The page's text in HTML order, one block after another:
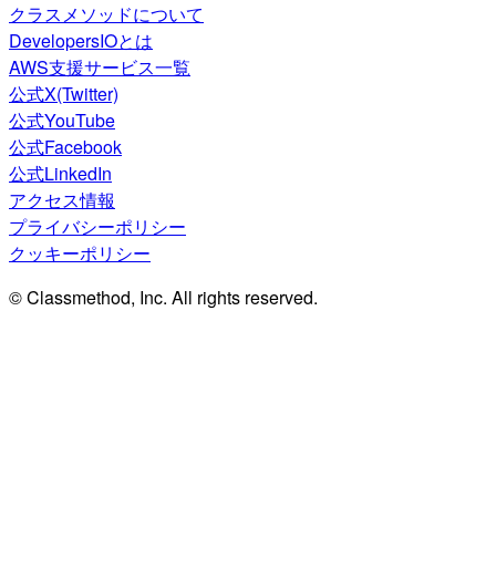
クラスメソッドについて
DevelopersIOとは
AWS支援サービス一覧
公式X(Twitter)
公式YouTube
公式Facebook
公式LinkedIn
アクセス情報
プライバシーポリシー
クッキーポリシー
© Classmethod, Inc. All rights reserved.